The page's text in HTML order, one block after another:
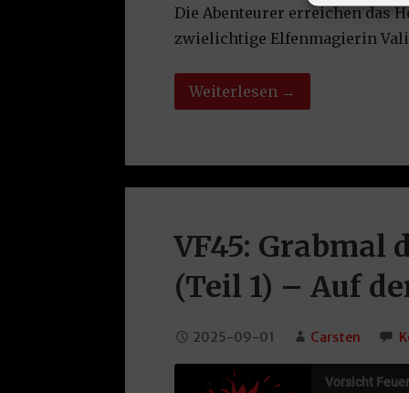
EMBED
Die Abenteurer erreichen das
zwielichtige Elfenmagierin
Weiterlesen →
VF45: Grabmal
(Teil 1) – Auf
2025-09-01 Carsten
Vorsicht